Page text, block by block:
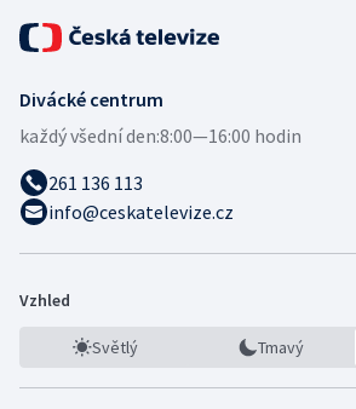
Divácké centrum
každý všední den:8:00—16:00 hodin
261 136 113
info@ceskatelevize.cz
Vzhled
Světlý Tmavý